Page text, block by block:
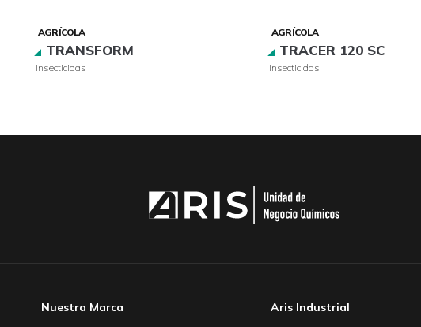
AGRÍCOLA
TRANSFORM
Insecticidas
AGRÍCOLA
TRACER 120 SC
Insecticidas
Nuestra Marca Aris Industrial